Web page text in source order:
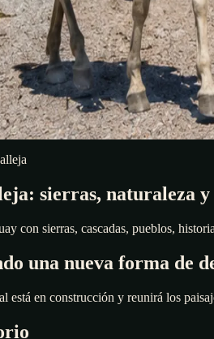
sierras, naturaleza y
con sierras, cascadas, pueblos,
una nueva forma de
en construcción y reunirá los